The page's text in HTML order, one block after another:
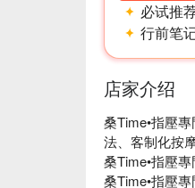
必试推
行前笔
店家介绍
桑Time•指壓
法、客制化按
桑Time•指壓
桑Time•指壓